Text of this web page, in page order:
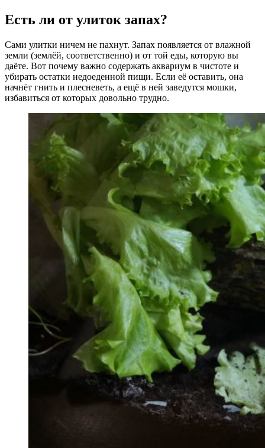
Есть ли от улиток запах?
Сами улитки ничем не пахнут. Запах появляется от влажной
земли (землёй, соответственно) и от той еды, которую вы
даёте. Вот почему важно содержать аквариум в чистоте и
убирать остатки недоеденной пищи. Если её оставить, она
начнёт гнить и плесневеть, а ещё в ней заведутся мошки,
избавиться от которых довольно трудно.